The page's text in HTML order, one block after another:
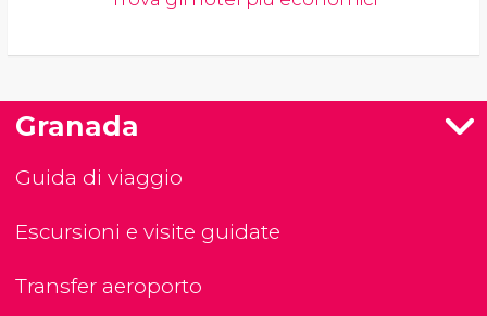
Granada
Guida di viaggio
Escursioni e visite guidate
Transfer aeroporto